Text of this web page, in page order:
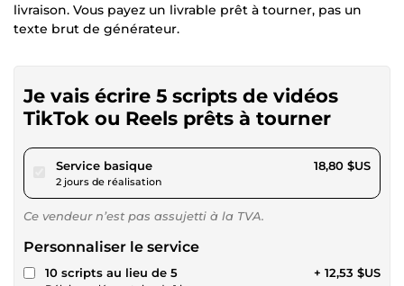
livraison. Vous payez un livrable prêt à tourner, pas un
texte brut de générateur.
Je vais écrire 5 scripts de vidéos
TikTok ou Reels prêts à tourner
Service basiquepour 17,32 $US
2 jours de réalisation
18,80 $US
Ce vendeur n’est pas assujetti à la TVA.
Personnaliser le service
10 scripts au lieu de 5 + 12,53 $US